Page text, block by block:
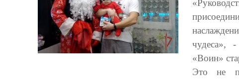
чудеса»,
«Воин»
Это не